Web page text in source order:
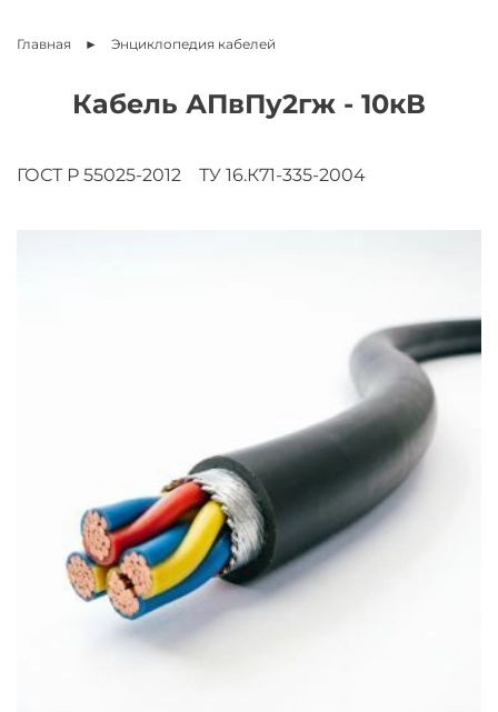
Главная Энциклопедия кабелей
Кабель АПвПу2гж - 10кВ
ГОСТ Р 55025-2012 ТУ 16.К71-335-2004